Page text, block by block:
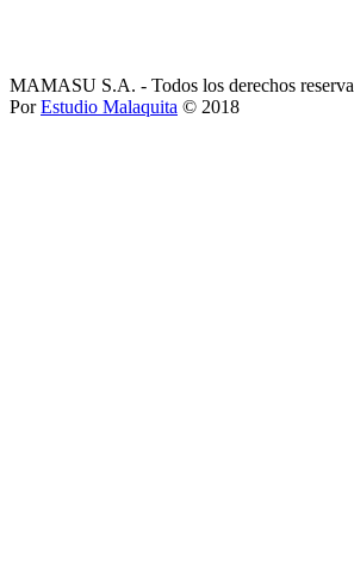
MAMASU S.A. - Todos los derechos
PorEstudio Malaquita © 2018